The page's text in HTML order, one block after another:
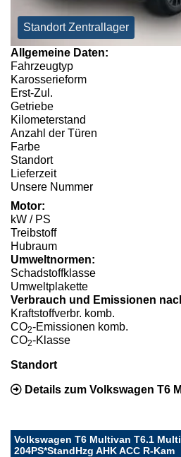
Standort Zentrallager
Allgemeine Daten:
Fahrzeugtyp
Karosserieform
Erst-Zul.
Getriebe
Kilometerstand
Anzahl der Türen
Farbe
Standort
Lieferzeit
Unsere Nummer
Motor:
kW / PS
Treibstoff
Hubraum
Umweltnormen:
Schadstoffklasse
Umweltplakette
Verbrauch und Emissionen
Kraftstoffverbr. komb.
CO2-Emissionen komb.
CO2-Klasse
Standort
Details zum Volkswagen T6
Volkswagen T6 Multivan T6.1
204PS*StandHzg AHK ACC R-Kam